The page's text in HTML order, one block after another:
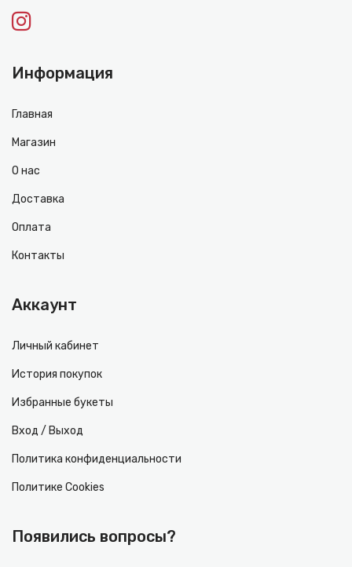
Информация
Главная
Магазин
О нас
Доставка
Оплата
Контакты
Аккаунт
Личный кабинет
История покупок
Избранные букеты
Вход / Выход
Политика конфиденциальности
Политике Cookies
Появились вопросы?